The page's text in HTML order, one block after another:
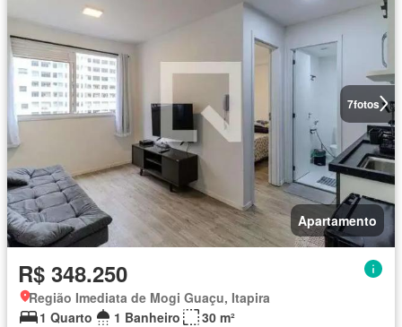
7fotos
Apartamento
R$ 348.250
Região Imediata de Mogi Guaçu, Itapira
1 Quarto
1 Banheiro
30 m²